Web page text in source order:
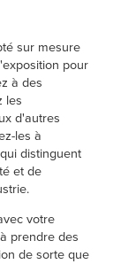
sur mesure
pour
à des
les
d'autres
les à
distinguent
et de
votre
prendre des
de sorte que